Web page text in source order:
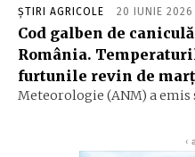
ȘTIRI AGRICOLE 20 IUNIE 2026
Cod galben de
România.
furtunile revin de
Meteorologie (ANM) a emis
‹